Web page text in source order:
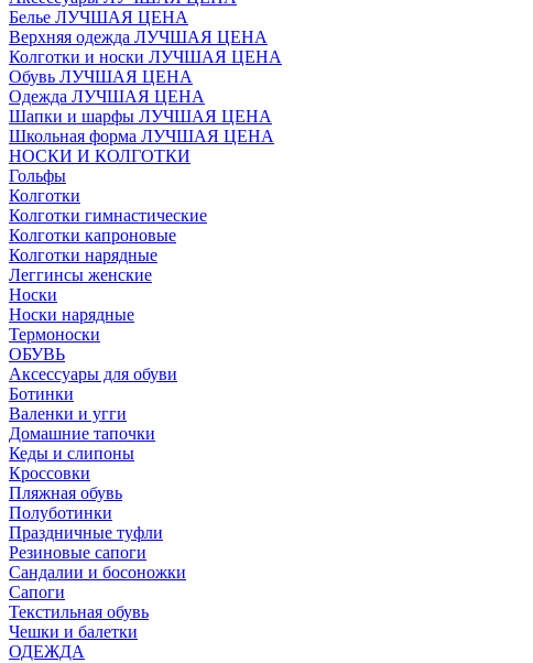
Белье ЛУЧШАЯ ЦЕНА
Верхняя одежда ЛУЧШАЯ ЦЕНА
Колготки и носки ЛУЧШАЯ ЦЕНА
Обувь ЛУЧШАЯ ЦЕНА
Одежда ЛУЧШАЯ ЦЕНА
Шапки и шарфы ЛУЧШАЯ ЦЕНА
Школьная форма ЛУЧШАЯ ЦЕНА
НОСКИ И КОЛГОТКИ
Гольфы
Колготки
Колготки гимнастические
Колготки капроновые
Колготки нарядные
Леггинсы женские
Носки
Носки нарядные
Термоноски
ОБУВЬ
Аксессуары для обуви
Ботинки
Валенки и угги
Домашние тапочки
Кеды и слипоны
Кроссовки
Пляжная обувь
Полуботинки
Праздничные туфли
Резиновые сапоги
Сандалии и босоножки
Сапоги
Текстильная обувь
Чешки и балетки
ОДЕЖДА